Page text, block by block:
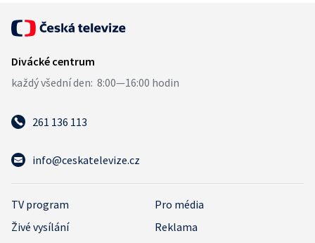
261 136 113
info@ceskatelevize.cz
TV program
Pro média
Živé vysílání
Reklama